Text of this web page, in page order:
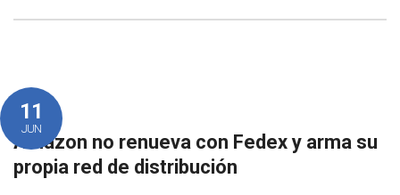
11
JUN
Amazon no renueva con Fedex y arma su
propia red de distribución